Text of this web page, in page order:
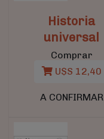
Historia
universal
Comprar
U$S 12,40
A CONFIRMAR